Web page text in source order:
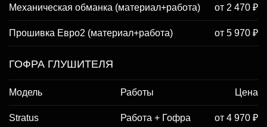
Механическая обманка (материал+работа) от 2 470 ₽
Прошивка Евро2 (материал+работа) от 5 970 ₽
ГОФРА ГЛУШИТЕЛЯ
Модель Работы Цена
Stratus Работа + Гофра от 4 970 ₽